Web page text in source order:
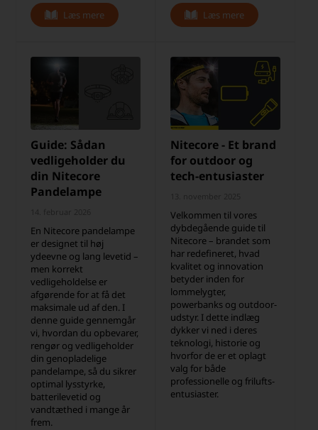
Læs mere Læs mere
Guide: Sådan
vedligeholder du
din Nitecore
Pandelampe
En Nitecore pandelampe
er designet til høj
ydeevne og lang levetid –
men korrekt
vedligeholdelse er
afgørende for at få det
maksimale ud af den. I
denne guide gennemgår
vi, hvordan du opbevarer,
rengør og vedligeholder
din genopladelige
pandelampe, så du sikrer
optimal lysstyrke,
batterilevetid og
vandtæthed i mange år
frem.
Nitecore - Et brand
for outdoor og
tech-entusiaster
Velkommen til vores
dybdegående guide til
Nitecore – brandet som
har redefineret, hvad
kvalitet og innovation
betyder inden for
lommelygter,
powerbanks og outdoor-
udstyr. I dette indlæg
dykker vi ned i deres
teknologi, historie og
hvorfor de er et oplagt
valg for både
professionelle og frilufts­
entusiaster.